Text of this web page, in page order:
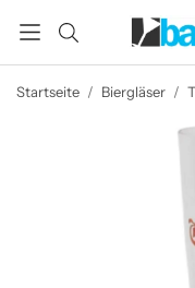
Startseite / Biergläser /